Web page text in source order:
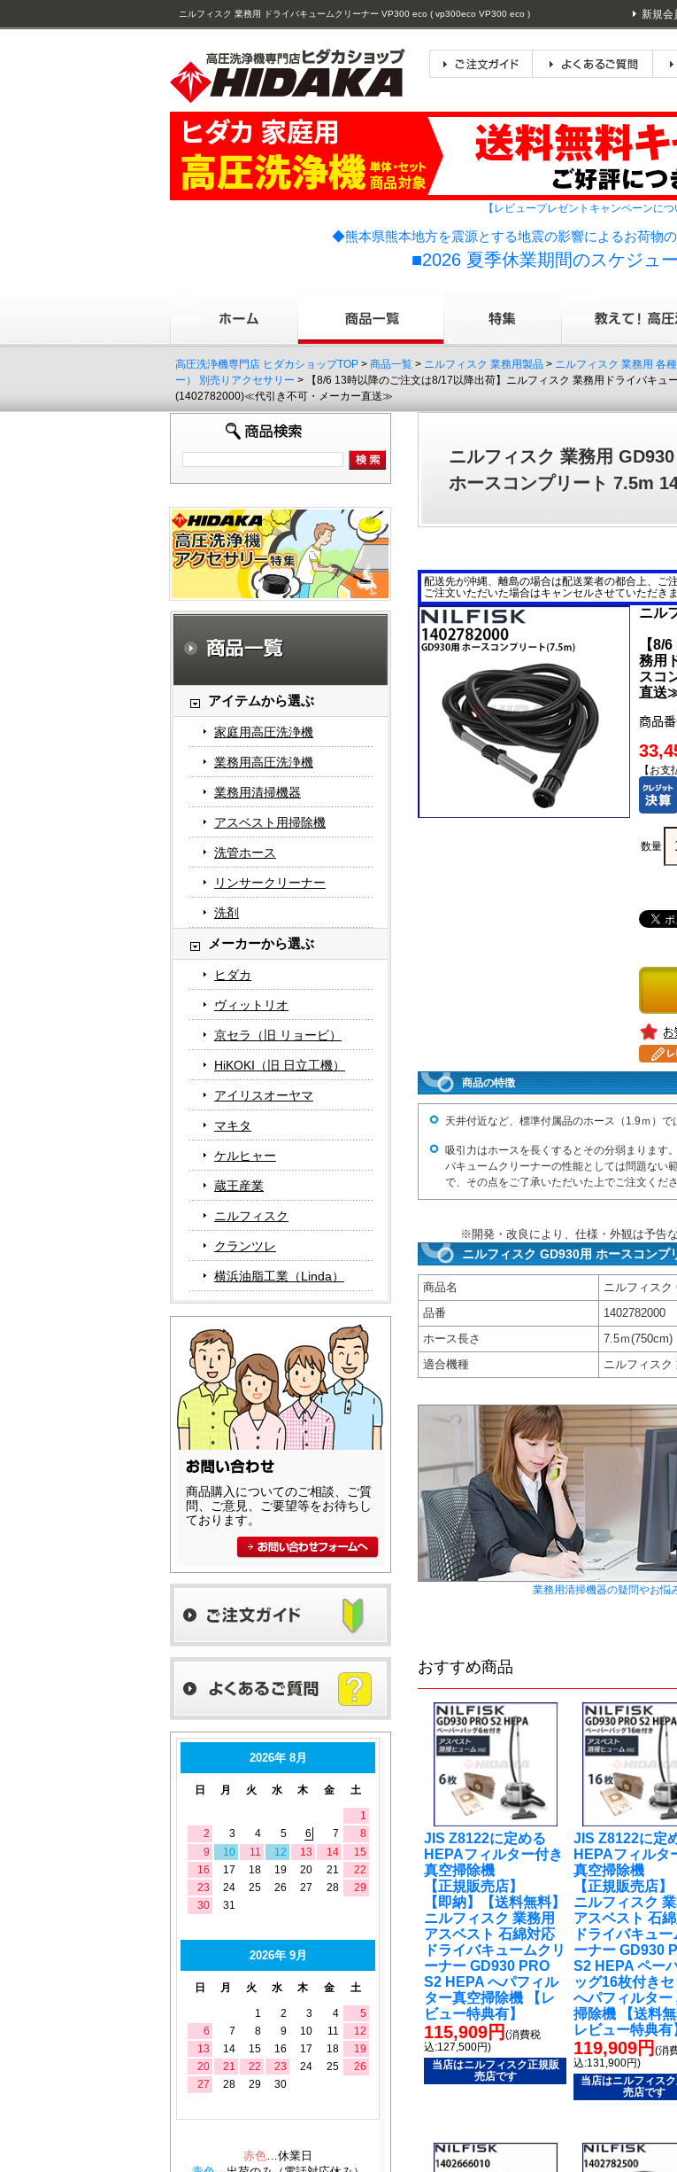
ニルフィスク 業務用 ドライバキュームクリーナー VP300 eco ( vp300eco VP300 eco ) 新規会
【レビュープレゼントキャンペーンにつ
◆熊本県熊本地方を震源とする地震の影響によるお荷物
■2026 夏季休業期間のスケジュ
高圧洗浄機専門店 ヒダカショップTOP > 商品一覧 > ニルフィスク 業務用製品 > ニルフィスク 業務用 各
ー） 別売りアクセサリー > 【8/6 13時以降のご注文は8/17以降出荷】ニルフィスク 業務用ドライバキュ
(1402782000)≪代引き不可・メーカー直送≫
アイテムから選ぶ
家庭用高圧洗浄機
業務用高圧洗浄機
業務用清掃機器
アスベスト用掃除機
洗管ホース
リンサークリーナー
洗剤
メーカーから選ぶ
ヒダカ
ヴィットリオ
京セラ（旧 リョービ）
HiKOKI（旧 日立工機）
アイリスオーヤマ
マキタ
ケルヒャー
蔵王産業
ニルフィスク
クランツレ
横浜油脂工業（Linda）
商品購入についてのご相談、ご質
問、ご意見、ご要望等をお待ちし
ております。
ニルフィスク 業務用
ホースコンプリート 7.5m
配送先が沖縄、離島の場合は配送業者の都合上、ご
ご注文いただいた場合はキャンセルさせていただき
ニル
【8/
務用
スコ
直送
商品
【お支
数量
商品の特徴
天井付近など、標準付属品のホース（1.9ｍ）
吸引力はホースを長くするとその分弱まります。
バキュームクリーナーの性能としては問題ない
で、その点をご了承いただいた上でご注文くださ
※開発・改良により、仕様・外観は予告
ニルフィスク GD930用 ホースコンプ
商品名
ニルフィスク
品番
1402782000
ホース長さ
7.5ｍ(750cm)
適合機種
ニルフィスク
業務用清掃機器の疑問やお悩
おすすめ商品
JIS Z8122に定める
HEPAフィルター付き
真空掃除機
【正規販売店】
【即納】【送料無料】
ニルフィスク 業務用
アスベスト 石綿対応
ドライバキュームクリ
ーナー GD930 PRO
S2 HEPA へパフィル
ター真空掃除機 【レ
ビュー特典有】
115,909円(消費税
込:127,500円)
当店はニルフィスク正規販
売店です
JIS Z8122に定
HEPAフィルタ
真空掃除機
【正規販売店】
ニルフィスク
アスベスト 石
ドライバキュー
ーナー GD930
S2 HEPA ペー
ッグ16枚付きセ
へパフィルター
掃除機 【送料無
レビュー特典有
119,909円 (消
込:131,900円)
当店はニルフィス
売店です